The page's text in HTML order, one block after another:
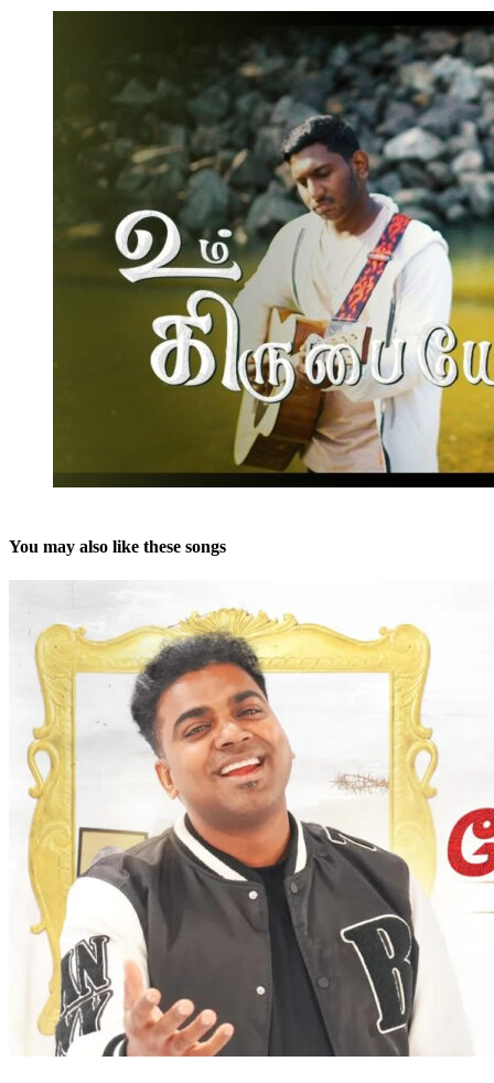
You may also like these songs